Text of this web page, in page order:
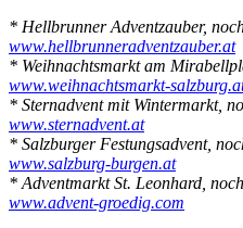
* Hellbrunner Adventzauber,
www.hellbrunneradventzauber.at
* Weihnachtsmarkt am
www.weihnachtsmarkt-
* Sternadvent mit Wintermarkt,
www.sternadvent.at
* Salzburger Festungsadvent,
www.salzburg-burgen.at
* Adventmarkt St. Leonhard,
www.advent-groedig.com